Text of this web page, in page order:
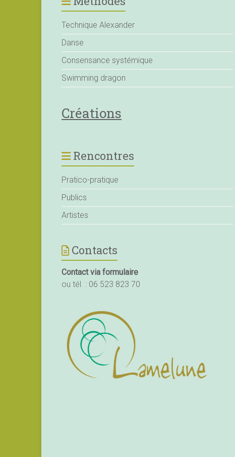
Technique Alexander
Danse
Consensance systémique
Swimming dragon
Créations
Rencontres
Pratico-pratique
Publics
Artistes
Contacts
Contact via formulaire
ou tél. : 06 523 823 70